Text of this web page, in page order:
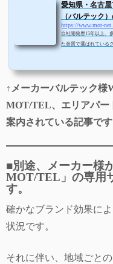
愛知県・名古
（バルテック
https://www.mot-
自社開発歴15年以上、
た音質で選ばれている
↑メーカーバルテック様
MOT/TEL、エリアパー
案内されている記事です
■別途、メーカー様
MOT/TEL」の専用
す。
確かなブランド効果に
状況です。
それに伴い、地域ごと